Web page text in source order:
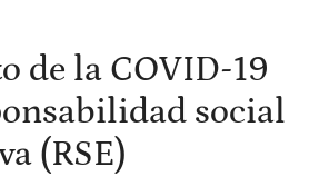
de la COVID-19
social
(RSE)